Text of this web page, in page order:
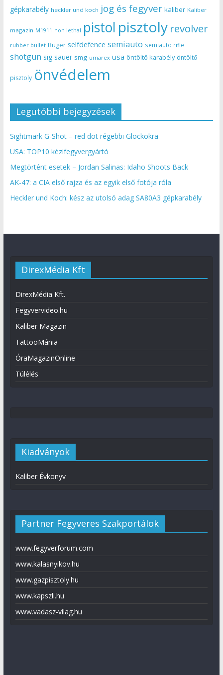
gépkarabély heckler und koch jog és fegyver kaliber Kaliber
magazin M1911 non lethal pistol pisztoly revolver
rubber bullet Ruger selfdefence semiauto semiauto rifle
shotgun sig sauer smg umarex usa öntöltő karabély öntöltő
pisztoly önvédelem
Legutóbbi bejegyzések
Sightmark G-Shot – red dot régebbi Glockokra
USA: TOP10 kézifegyvergyártó
Megtörtént esetek – Jordan Salinas: Idaho Shoots Back
AK-47: a CIA első rajza és az egyik első fotója róla
Heckler und Koch: kész az utolsó adag SA80A3 gépkarabély
DirexMédia Kft
DirexMédia Kft.
Fegyvervideo.hu
Kaliber Magazin
TattooMánia
ÓraMagazinOnline
Túlélés
Kiadványok
Kaliber Évkönyv
Partner Fegyveres Szakportálok
www.fegyverforum.com
www.kalasnyikov.hu
www.gazpisztoly.hu
www.kapszli.hu
www.vadasz-vilag.hu